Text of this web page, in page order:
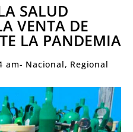
SALUD
VENTA DE
LA PANDEMIA
am- Nacional, Regional